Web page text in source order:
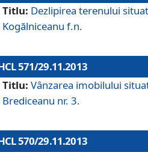
Titlu: Dezlipirea terenului
Kogălniceanu f.n.
571/29.11.2013
Titlu: Vânzarea imobilului
Brediceanu nr. 3.
570/29.11.2013